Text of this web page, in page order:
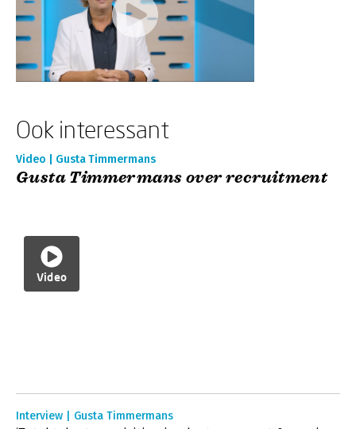
Ook interessant
Video | Gusta Timmermans
Gusta Timmermans over recruitment
Video
Interview | Gusta Timmermans